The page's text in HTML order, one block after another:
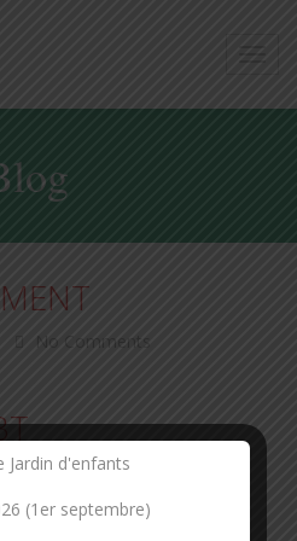
No Comments
No Comments
Jardin d'enfants
(1er septembre)